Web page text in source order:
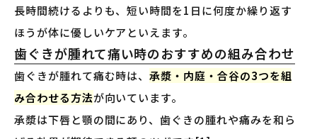
長時間続けるよりも、短い時間を1日に何度か繰り返す
ほうが体に優しいケアといえます。
歯ぐきが腫れて痛い時のおすすめの組み合わせ
歯ぐきが腫れて痛む時は、承漿・内庭・合谷の3つを組
み合わせる方法が向いています。
承漿は下唇と顎の間にあり、歯ぐきの腫れや痛みを和ら